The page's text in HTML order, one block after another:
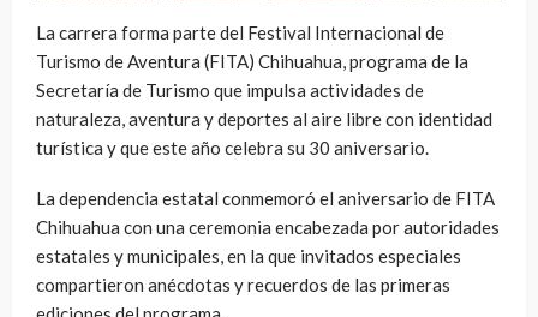
La carrera forma parte del Festival Internacional de
Turismo de Aventura (FITA) Chihuahua, programa de la
Secretaría de Turismo que impulsa actividades de
naturaleza, aventura y deportes al aire libre con identidad
turística y que este año celebra su 30 aniversario.
La dependencia estatal conmemoró el aniversario de FITA
Chihuahua con una ceremonia encabezada por autoridades
estatales y municipales, en la que invitados especiales
compartieron anécdotas y recuerdos de las primeras